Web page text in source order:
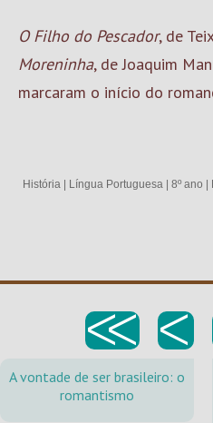
O Filho do Pescador, de
Moreninha, de Joaquim
marcaram o início do
História Língua Portuguesa 8º ano
<< <
A vontade de ser brasileiro: o
romantismo